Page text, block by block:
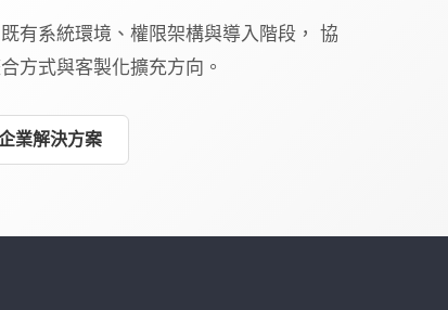
有系統環境、權限架構與導入階段， 協
方式與客製化擴充方向。
業解決方案